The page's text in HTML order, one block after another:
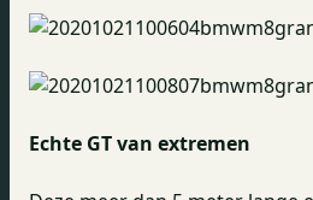
Echte GT van extremen